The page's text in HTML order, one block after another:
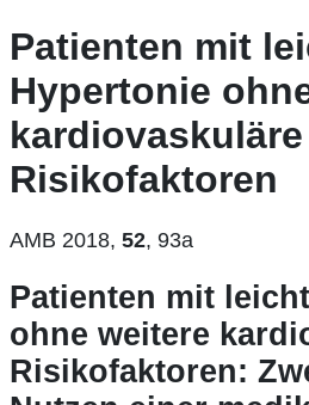
Patienten mit
Hypertonie
kardiovaskuläre
Risikofaktoren
AMB 2018, 52, 93a
Patienten mit
ohne weitere
Risikofaktoren: